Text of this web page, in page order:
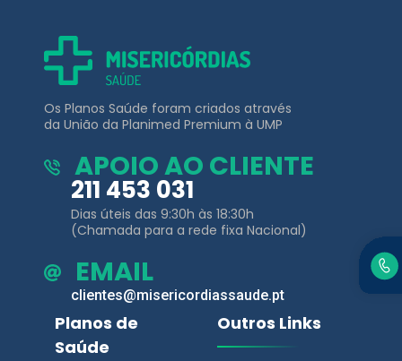
Os Planos Saúde foram criados através
da União da Planimed Premium à UMP
APOIO AO CLIENTE
211 453 031
(Chamada para a rede fixa Nacional)
EMAIL
clientes@misericordiassaude.pt
Saúde
Misericórdias
Área de Cliente
Notícias